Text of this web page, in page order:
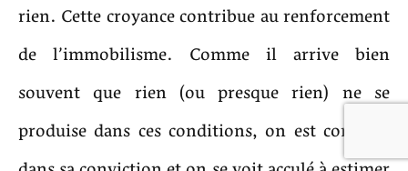
rien. Cette croyance contribue au renforcement
de l’immobilisme. Comme il arrive bien
souvent que rien (ou presque rien) ne se
produise dans ces conditions, on est conforté